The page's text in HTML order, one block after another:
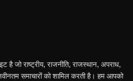
है जो राष्ट्रीय, राजनीति, राजस्थान, अपराध,
समाचारों को शामिल करती है। हम आपको